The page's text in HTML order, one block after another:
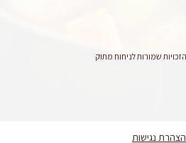
הצהרת נגישות